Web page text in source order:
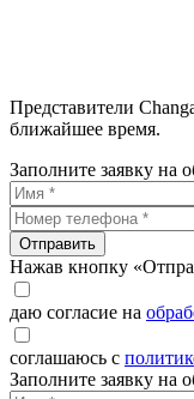
Представители
ближайшее время.
Заполните заявку на
Отправить
Нажав кнопку
даю согласие на
соглашаюсь с
Заполните заявку на